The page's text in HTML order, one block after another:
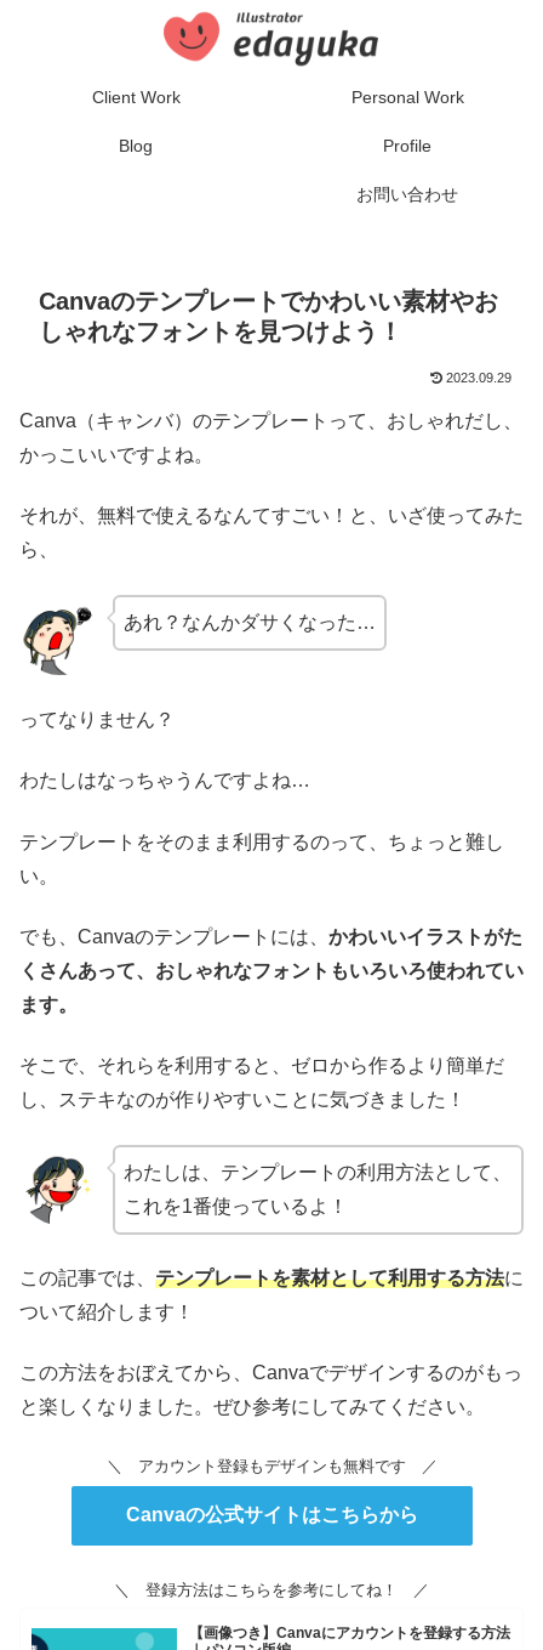
Client Work Personal Work
Blog Profile
お問い合わせ
Canvaのテンプレートでかわいい素材やお
しゃれなフォントを見つけよう！
2023.09.29
Canva（キャンバ）のテンプレートって、おしゃれだし、
かっこいいですよね。
それが、無料で使えるなんてすごい！と、いざ使ってみた
ら、
あれ？なんかダサくなった…
ってなりません？
わたしはなっちゃうんですよね…
テンプレートをそのまま利用するのって、ちょっと難し
い。
でも、Canvaのテンプレートには、 かわいいイラストがた
くさんあって、おしゃれなフォントもいろいろ使われてい
ます。
そこで、それらを利用すると、ゼロから作るより簡単だ
し、ステキなのが作りやすいことに気づきました！
わたしは、テンプレートの利用方法として、
これを1番使っているよ！
この記事では、 テンプレートを素材として利用する方法に
ついて紹介します！
この方法をおぼえてから、Canvaでデザインするのがもっ
と楽しくなりました。ぜひ参考にしてみてください。
＼ アカウント登録もデザインも無料です ／
Canvaの公式サイトはこちらから
＼ 登録方法はこちらを参考にしてね！ ／
【画像つき】Canvaにアカウントを登録する方法